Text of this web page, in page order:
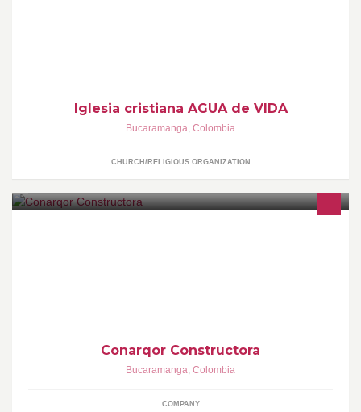
Iglesia cristiana AGUA de VIDA
Bucaramanga, Colombia
CHURCH/RELIGIOUS ORGANIZATION
Conarqor Constructora
Bucaramanga, Colombia
COMPANY